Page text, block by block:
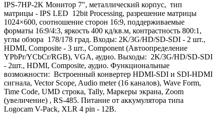
IPS-7HP-2K Монитор 7", металлический корпус, тип
матрицы - IPS LED 12bit Processing, разрешение матрицы
1024×600, соотношение сторон 16:9, поддерживаемые
форматы 16:9/4:3, яркость 400 кд/кв.м, контрастность 800:1,
углы обзора 178/178 град. Входы: 2K/3G/HD/SD-SDI - 2 шт.,
HDMI, Composite - 3 шт., Component (Автоопределение
YPbPr/YCbCr/RGB), VGA, аудио. Выходы: 2K/3G/HD/SD-SDI
- 2шт., HDMI, Composite, аудио. Функциональные
возможности: Встроенный конвертер HDMI-SDI и SDI-HDMI
сигнала, Vector Scope, Audio meter (16 каналов), Wave Form,
Time Code, UMD строка, Tally, Маркеры экрана, Zoom
(увеличение) , RS-485. Питание от аккумулятора типа
Logocam V-Pack, XLR 4 pin - 12В.